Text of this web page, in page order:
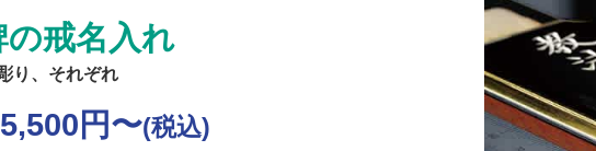
の戒名入れ
り、それぞれ
5,500円〜(税込)